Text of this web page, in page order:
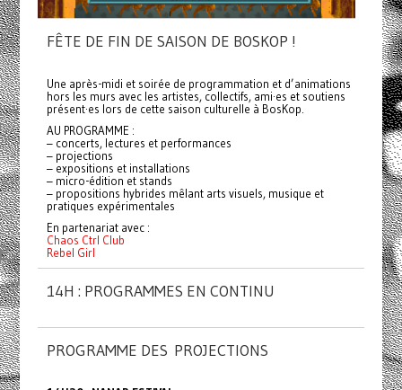
FÊTE DE FIN DE SAISON DE BOSKOP !
Une après-midi et soirée de programmation et d’animations
hors les murs avec les artistes, collectifs, ami·es et soutiens
présent·es lors de cette saison culturelle à BosKop.
AU PROGRAMME :
– concerts, lectures et performances
– projections
– expositions et installations
– micro-édition et stands
– propositions hybrides mêlant arts visuels, musique et
pratiques expérimentales
En partenariat avec :
Chaos Ctrl Club
Rebel Girl
14H : PROGRAMMES EN CONTINU
PROGRAMME DES PROJECTIONS